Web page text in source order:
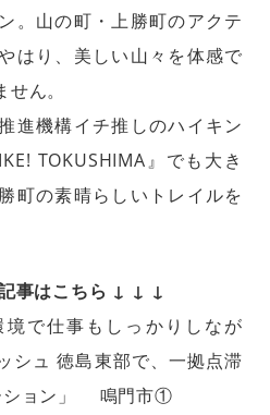
。山の町・上勝町のアクテ
はり、美しい山々を体感で
ん。
進機構イチ推しのハイキン
TOKUSHIMA』でも大き
町の素晴らしいトレイルを
事はこちら ↓ ↓ ↓
で仕事もしっかりしなが
シュ 徳島東部で、一拠点滞
ション」 鳴門市①